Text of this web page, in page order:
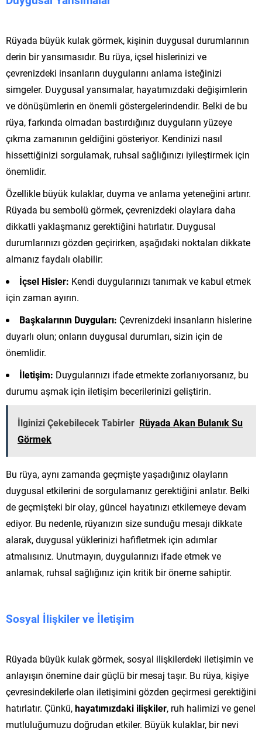
Rüyada büyük kulak görmek, kişinin duygusal durumlarının
derin bir yansımasıdır. Bu rüya, içsel hislerinizi ve
çevrenizdeki insanların duygularını anlama isteğinizi
simgeler. Duygusal yansımalar, hayatımızdaki değişimlerin
ve dönüşümlerin en önemli göstergelerindendir. Belki de bu
rüya, farkında olmadan bastırdığınız duyguların yüzeye
çıkma zamanının geldiğini gösteriyor. Kendinizi nasıl
hissettiğinizi sorgulamak, ruhsal sağlığınızı iyileştirmek için
önemlidir.
Özellikle büyük kulaklar, duyma ve anlama yeteneğini artırır.
Rüyada bu sembolü görmek, çevrenizdeki olaylara daha
dikkatli yaklaşmanız gerektiğini hatırlatır. Duygusal
durumlarınızı gözden geçirirken, aşağıdaki noktaları dikkate
almanız faydalı olabilir:
İçsel Hisler: Kendi duygularınızı tanımak ve kabul etmek
için zaman ayırın.
Başkalarının Duyguları: Çevrenizdeki insanların hislerine
duyarlı olun; onların duygusal durumları, sizin için de
önemlidir.
İletişim: Duygularınızı ifade etmekte zorlanıyorsanız, bu
durumu aşmak için iletişim becerilerinizi geliştirin.
İlginizi Çekebilecek Tabirler Rüyada Akan Bulanık Su
Görmek
Bu rüya, aynı zamanda geçmişte yaşadığınız olayların
duygusal etkilerini de sorgulamanız gerektiğini anlatır. Belki
de geçmişteki bir olay, güncel hayatınızı etkilemeye devam
ediyor. Bu nedenle, rüyanızın size sunduğu mesajı dikkate
alarak, duygusal yüklerinizi hafifletmek için adımlar
atmalısınız. Unutmayın, duygularınızı ifade etmek ve
anlamak, ruhsal sağlığınız için kritik bir öneme sahiptir.
Sosyal İlişkiler ve İletişim
Rüyada büyük kulak görmek, sosyal ilişkilerdeki iletişimin ve
anlayışın önemine dair güçlü bir mesaj taşır. Bu rüya, kişiye
çevresindekilerle olan iletişimini gözden geçirmesi gerektiğini
hatırlatır. Çünkü,hayatımızdaki ilişkiler, ruh halimizi ve genel
mutluluğumuzu doğrudan etkiler. Büyük kulaklar, bir nevi